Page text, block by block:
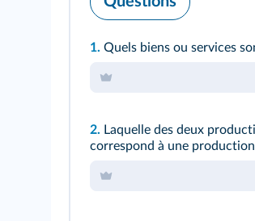
1. Quels biens ou services
2. Laquelle des deux
correspond à une